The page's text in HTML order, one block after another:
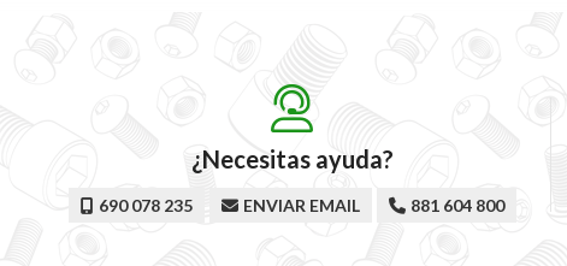
¿Necesitas ayuda?
690 078 235 ENVIAR EMAIL 881 604 800